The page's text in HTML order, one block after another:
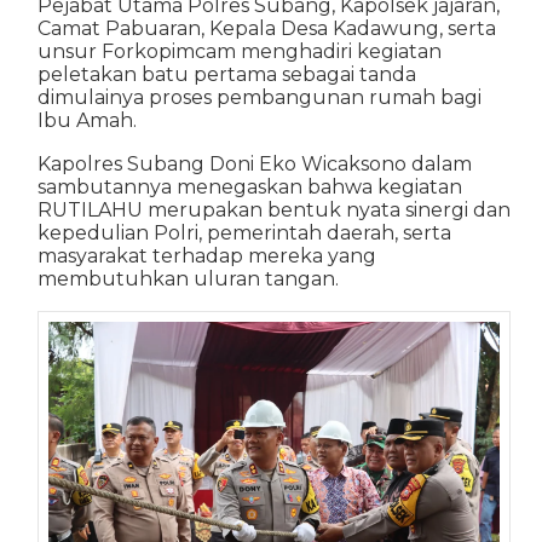
Pejabat Utama Polres Subang, Kapolsek jajaran,
Camat Pabuaran, Kepala Desa Kadawung, serta
unsur Forkopimcam menghadiri kegiatan
peletakan batu pertama sebagai tanda
dimulainya proses pembangunan rumah bagi
Ibu Amah.
Kapolres Subang Doni Eko Wicaksono dalam
sambutannya menegaskan bahwa kegiatan
RUTILAHU merupakan bentuk nyata sinergi dan
kepedulian Polri, pemerintah daerah, serta
masyarakat terhadap mereka yang
membutuhkan uluran tangan.